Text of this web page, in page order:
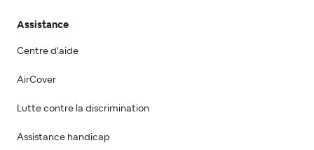
Assistance
Centre d'aide
AirCover
Lutte contre la discrimination
Assistance handicap